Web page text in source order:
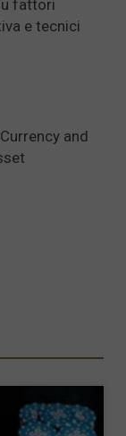
fattori
e tecnici
and